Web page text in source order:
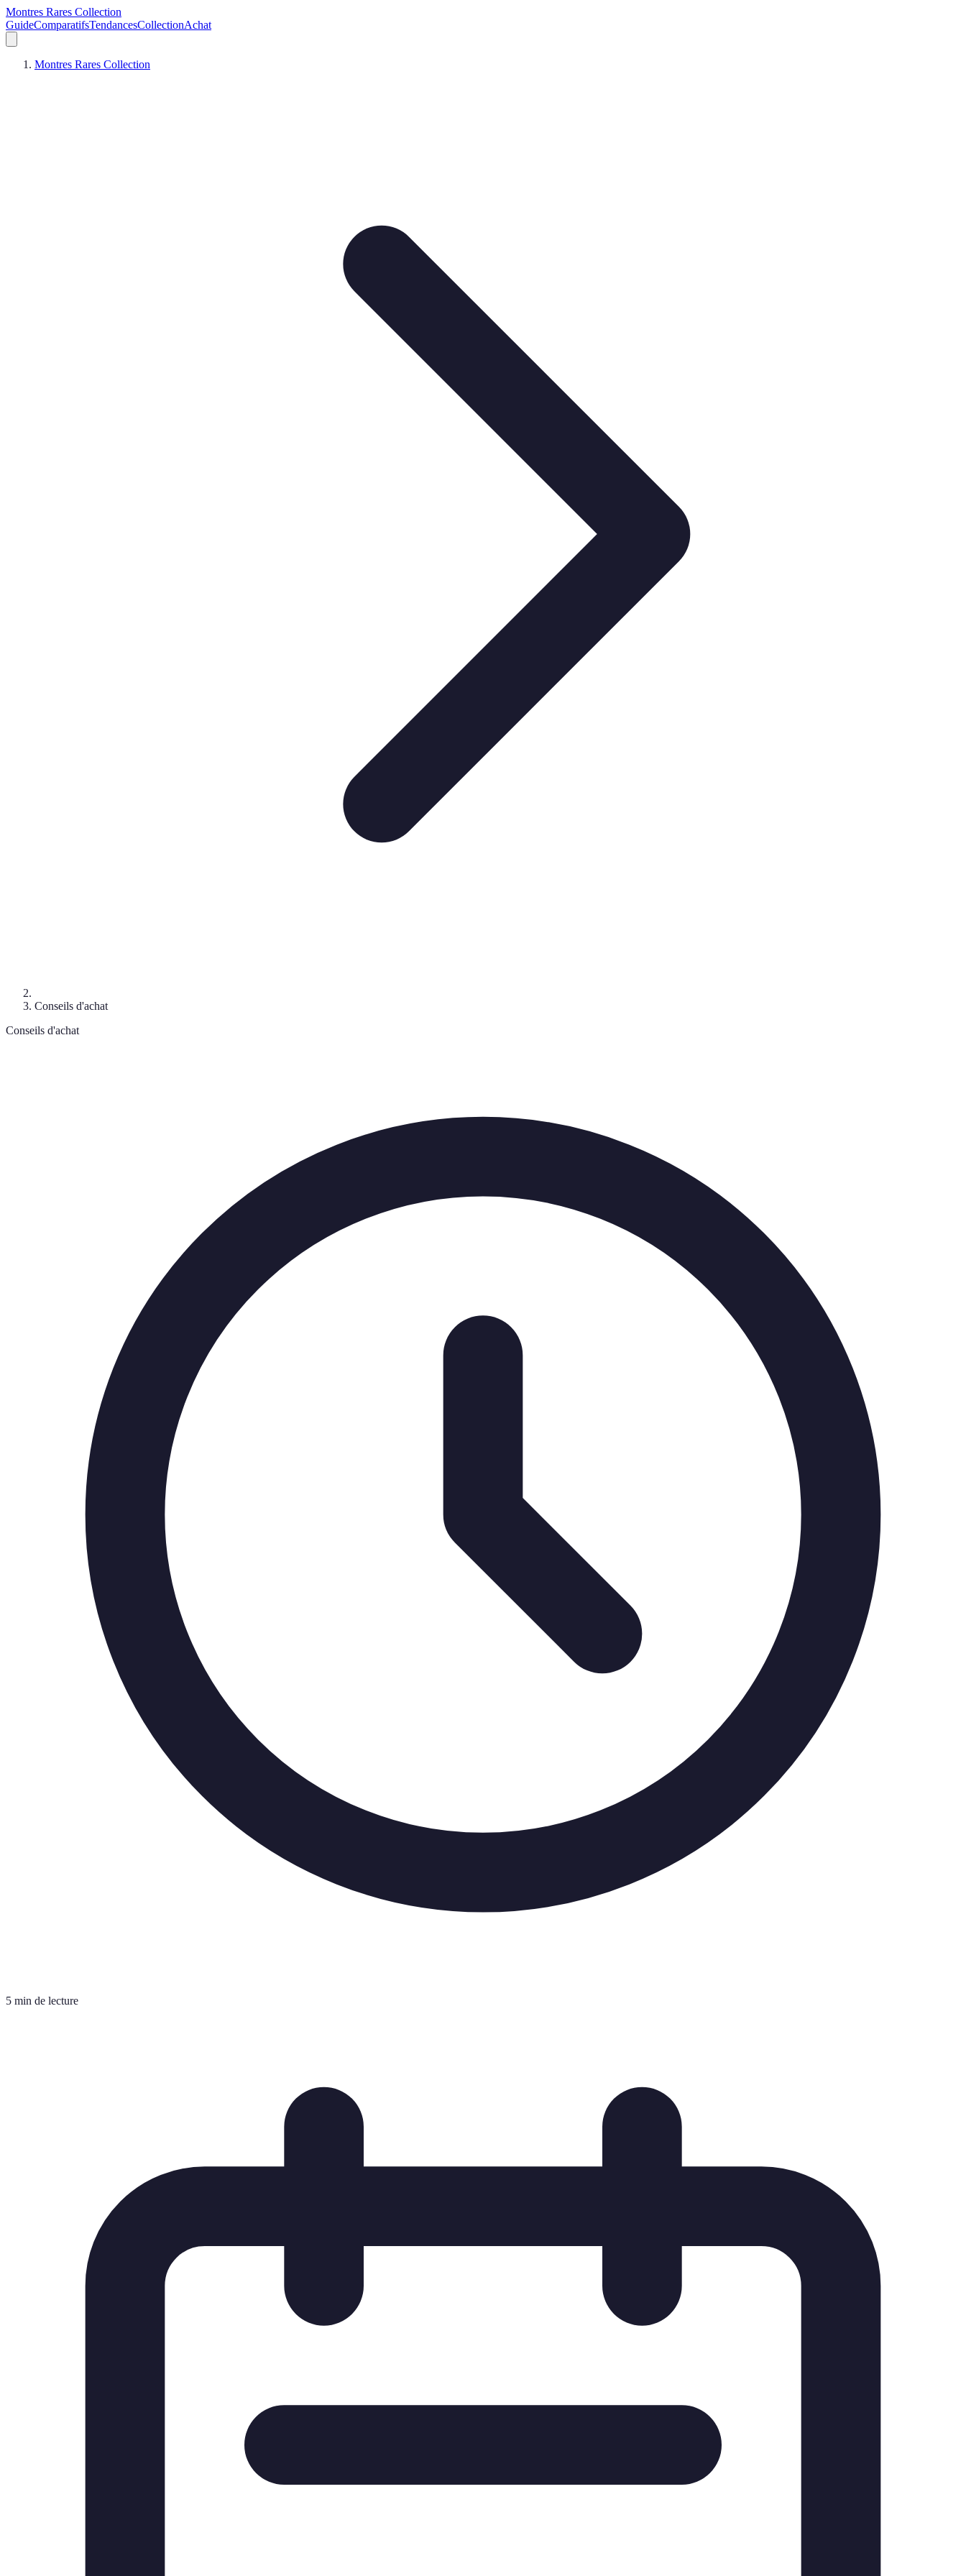
Montres Rares Collection
GuideComparatifsTendancesCollectionAchat
Montres Rares Collection
Conseils d'achat
Conseils d'achat
5 min de lecture